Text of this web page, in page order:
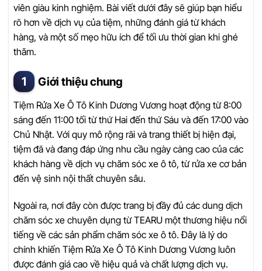
viên giàu kinh nghiệm. Bài viết dưới đây sẽ giúp bạn hiểu
rõ hơn về dịch vụ của tiệm, những đánh giá từ khách
hàng, và một số mẹo hữu ích để tối ưu thời gian khi ghé
thăm.
Giới thiệu chung
Tiệm Rửa Xe Ô Tô Kinh Dương Vương hoạt động từ 8:00
sáng đến 11:00 tối từ thứ Hai đến thứ Sáu và đến 17:00 vào
Chủ Nhật. Với quy mô rộng rãi và trang thiết bị hiện đại,
tiệm đã và đang đáp ứng nhu cầu ngày càng cao của các
khách hàng về dịch vụ chăm sóc xe ô tô, từ rửa xe cơ bản
đến vệ sinh nội thất chuyên sâu.
Ngoài ra, nơi đây còn được trang bị đầy đủ các dung dịch
chăm sóc xe chuyên dụng từ TEARU một thương hiệu nổi
tiếng về các sản phẩm chăm sóc xe ô tô. Đây là lý do
chính khiến Tiệm Rửa Xe Ô Tô Kinh Dương Vương luôn
được đánh giá cao về hiệu quả và chất lượng dịch vụ.